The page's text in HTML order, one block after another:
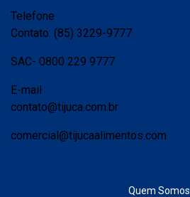
Telefone
Contato: (85) 3229-9777
SAC- 0800 229 9777
E-mail
contato@tijuca.com.br
comercial@tijucaalimentos.com
Quem Somos